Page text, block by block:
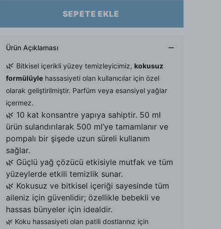
SEPETE EKLE
Ürün Açıklaması
🌿 Bitkisel içerikli yüzey temizleyicimiz, kokusuz
formülüyle hassasiyeti olan kullanıcılar için özel
olarak geliştirilmiştir. Parfüm veya esansiyel yağlar
içermez.
🌿 10 kat konsantre yapıya sahiptir. 50 ml
ürün sulandırılarak 500 ml’ye tamamlanır ve
pompalı bir şişede uzun süreli kullanım
sağlar.
🌿 Güçlü yağ çözücü etkisiyle mutfak ve tüm
yüzeylerde etkili temizlik sunar.
🌿 Kokusuz ve bitkisel içeriği sayesinde tüm
aileniz için güvenlidir; özellikle bebekli ve
hassas bünyeler için idealdir.
🌿 Koku hassasiyeti olan patili dostlarınız için